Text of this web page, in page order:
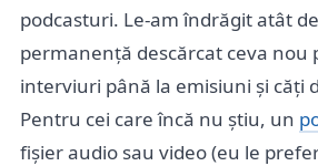
podcasturi. Le-am îndrăgit atât
permanență descărcat ceva nou
interviuri până la emisiuni și căți
Pentru cei care încă nu știu, un
fișier audio sau video (eu le